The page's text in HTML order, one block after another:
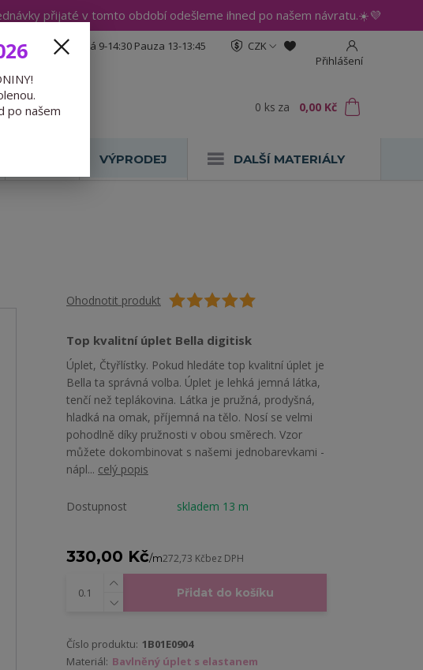
přijaté v tomto období odešleme ihned po našem návratu.☀️💜
CZK
Přihlášení
Po-Čt 9-15:30 Pá 9-14:30 Pauza 13-13:45
0 ks za 0,00 Kč
VÝPRODEJ DALŠÍ MATERIÁLY
Ohodnotit produkt
Top kvalitní úplet Bella digitisk
Úplet, Čtyřlístky. Pokud hledáte top kvalitní úplet je
Bella ta správná volba. Úplet je lehká jemná látka,
tenčí než teplákovina. Látka je pružná, prodyšná,
hladká na omak, příjemná na tělo. Nosí se velmi
pohodlně díky pružnosti v obou směrech. Vzor
můžete dokombinovat s našemi jednobarevkami -
nápl... celý popis
Dostupnost skladem 13 m
330,00 Kč/m272,73 Kčbez DPH
Přidat do košíku
Číslo produktu: 1B01E0904
Materiál: Bavlněný úplet s elastanem
po našem